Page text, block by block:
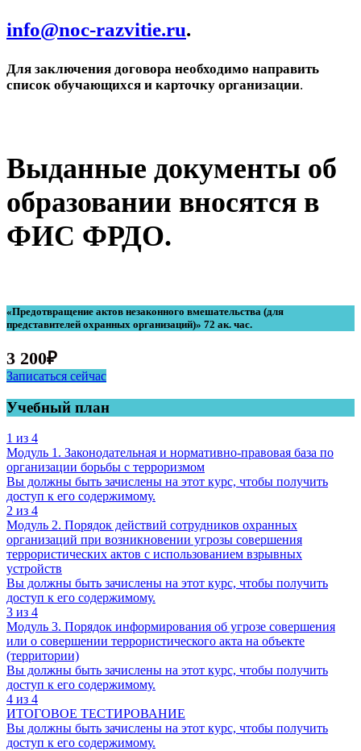
info@noc-razvitie.ru.
Для заключения договора необходимо направить
список обучающихся и карточку организации.
Выданные документы об
образовании вносятся в
ФИС ФРДО.
«Предотвращение актов незаконного вмешательства (для
представителей охранных организаций)» 72 ак. час.
3 200₽
Записаться сейчас
Учебный план
1 из 4
Модуль 1. Законодательная и нормативно-правовая база по
организации борьбы с терроризмом
Вы должны быть зачислены на этот курс, чтобы получить
доступ к его содержимому.
2 из 4
Модуль 2. Порядок действий сотрудников охранных
организаций при возникновении угрозы совершения
террористических актов с использованием взрывных
устройств
Вы должны быть зачислены на этот курс, чтобы получить
доступ к его содержимому.
3 из 4
Модуль 3. Порядок информирования об угрозе совершения
или о совершении террористического акта на объекте
(территории)
Вы должны быть зачислены на этот курс, чтобы получить
доступ к его содержимому.
4 из 4
ИТОГОВОЕ ТЕСТИРОВАНИЕ
Вы должны быть зачислены на этот курс, чтобы получить
доступ к его содержимому.